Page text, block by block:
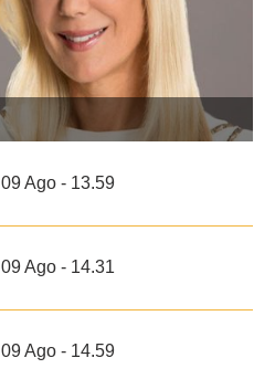
09 Ago - 13.59
09 Ago - 14.31
09 Ago - 14.59